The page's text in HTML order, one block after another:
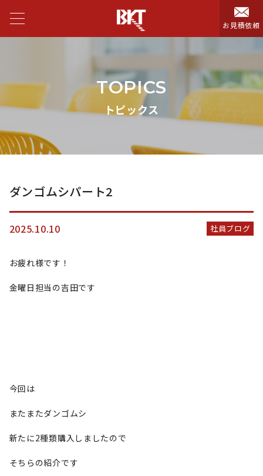
お見積依頼
TOPICS
トピックス
ダンゴムシパート2
2025.10.10 社員ブログ
お疲れ様です！
金曜日担当の吉田です
今回は
またまたダンゴムシ
新たに2種類購入しましたので
そちらの紹介です